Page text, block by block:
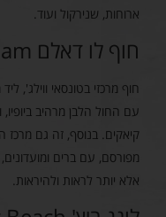
ארוחות, שנירקול ועוד.
חוף לו דאלם Lo Dalam
חוף מרכזי בטונסאי ווילג',
עם החול הלבן מרהיב
קיאקים. בנוסף, זה גם מרכז
מפורסם, עם ברים
אלא יותר לראות ולהיראות.